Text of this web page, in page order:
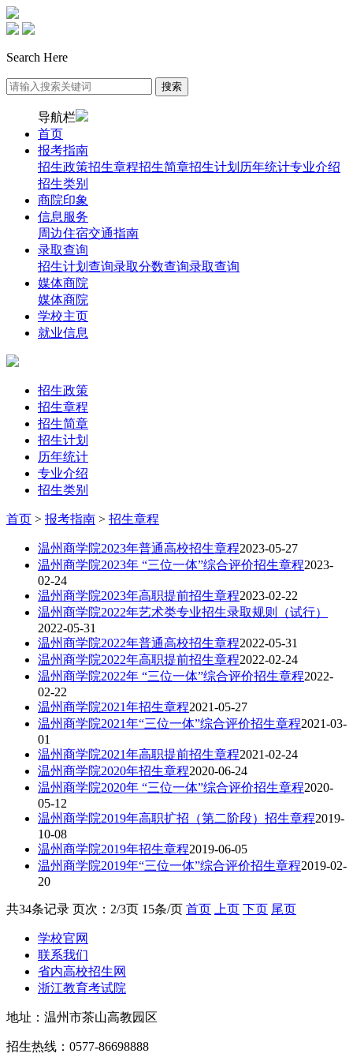
Search Here
导航栏
首页
报考指南
招生政策招生章程招生简章招生计划 历年统计专业介绍
招生类别
商院印象
信息服务
周边住宿交通指南
录取查询
招生计划查询录取分数查询录取查询
媒体商院
媒体商院
学校主页
就业信息
招生政策
招生章程
招生简章
招生计划
历年统计
专业介绍
招生类别
首页 > 报考指南 > 招生章程
温州商学院2023年普通高校招生章程2023-05-27
温州商学院2023年 “三位一体”综合评价招生章程2023-
02-24
温州商学院2023年高职提前招生章程2023-02-22
温州商学院2022年艺术类专业招生录取规则（试行）
2022-05-31
温州商学院2022年普通高校招生章程2022-05-31
温州商学院2022年高职提前招生章程2022-02-24
温州商学院2022年 “三位一体”综合评价招生章程2022-
02-22
温州商学院2021年招生章程2021-05-27
温州商学院2021年“三位一体”综合评价招生章程2021-03-
01
温州商学院2021年高职提前招生章程2021-02-24
温州商学院2020年招生章程2020-06-24
温州商学院2020年 “三位一体”综合评价招生章程2020-
05-12
温州商学院2019年高职扩招（第二阶段）招生章程2019-
10-08
温州商学院2019年招生章程2019-06-05
温州商学院2019年“三位一体”综合评价招生章程2019-02-
20
共34条记录 页次：2/3页 15条/页 首页 上页 下页 尾页
学校官网
联系我们
省内高校招生网
浙江教育考试院
地址：温州市茶山高教园区
招生热线：0577-86698888